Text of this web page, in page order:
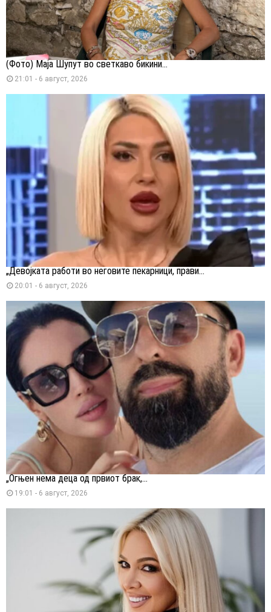
(Фото) Маја Шупут во светкаво бикини...
21:01 - 6 август, 2026
„Девојката работи во неговите пекарници, прави...
20:01 - 6 август, 2026
„Огњен нема деца од првиот брак,...
19:01 - 6 август, 2026